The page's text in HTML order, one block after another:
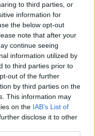
to third parties, or
information for
the below opt-out
note that after your
continue seeing
information utilized by
to third parties prior to
out of the further
by third parties on the
This information may
on the IAB’s List of
disclose it to other